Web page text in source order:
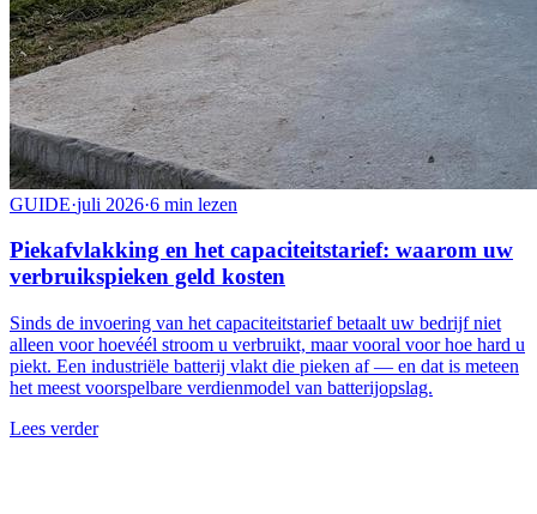
GUIDE·juli 2026·6 min lezen
Piekafvlakking en het capaciteitstarief: waarom uw
verbruikspieken geld kosten
Sinds de invoering van het capaciteitstarief betaalt uw bedrijf niet
alleen voor hoevéél stroom u verbruikt, maar vooral voor hoe hard u
piekt. Een industriële batterij vlakt die pieken af — en dat is meteen
het meest voorspelbare verdienmodel van batterijopslag.
Lees verder